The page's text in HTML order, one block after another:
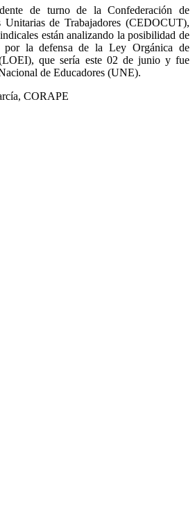
de turno de la Confederación de
Unitarias de Trabajadores (CEDOCUT),
están analizando la posibilidad de
por la defensa de la Ley Orgánica de
que sería este 02 de junio y fue
de Educadores (UNE).
CORAPE